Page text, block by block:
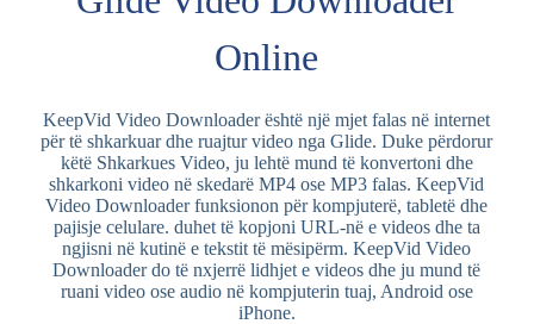
Online
KeepVid Video Downloader është një mjet falas në internet
për të shkarkuar dhe ruajtur video nga Glide. Duke përdorur
këtë Shkarkues Video, ju lehtë mund të konvertoni dhe
shkarkoni video në skedarë MP4 ose MP3 falas. KeepVid
Video Downloader funksionon për kompjuterë, tabletë dhe
pajisje celulare. duhet të kopjoni URL-në e videos dhe ta
ngjisni në kutinë e tekstit të mësipërm. KeepVid Video
Downloader do të nxjerrë lidhjet e videos dhe ju mund të
ruani video ose audio në kompjuterin tuaj, Android ose
iPhone.